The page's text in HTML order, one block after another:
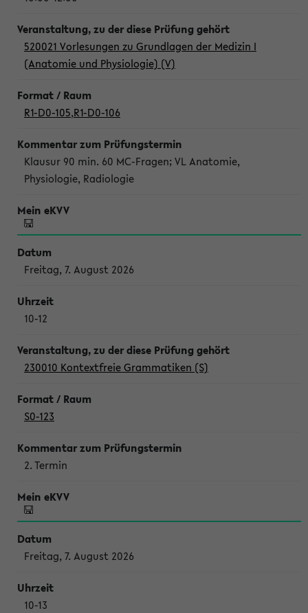
520021 Vorlesungen zu Grundlagen der Medizin I
(Anatomie und Physiologie) (V)
R1-D0-105,R1-D0-106
Klausur 90 min. 60 MC-Fragen; VL Anatomie,
Physiologie, Radiologie
Freitag, 7. August 2026
10-12
230010 Kontextfreie Grammatiken (S)
S0-123
2. Termin
Freitag, 7. August 2026
10-13